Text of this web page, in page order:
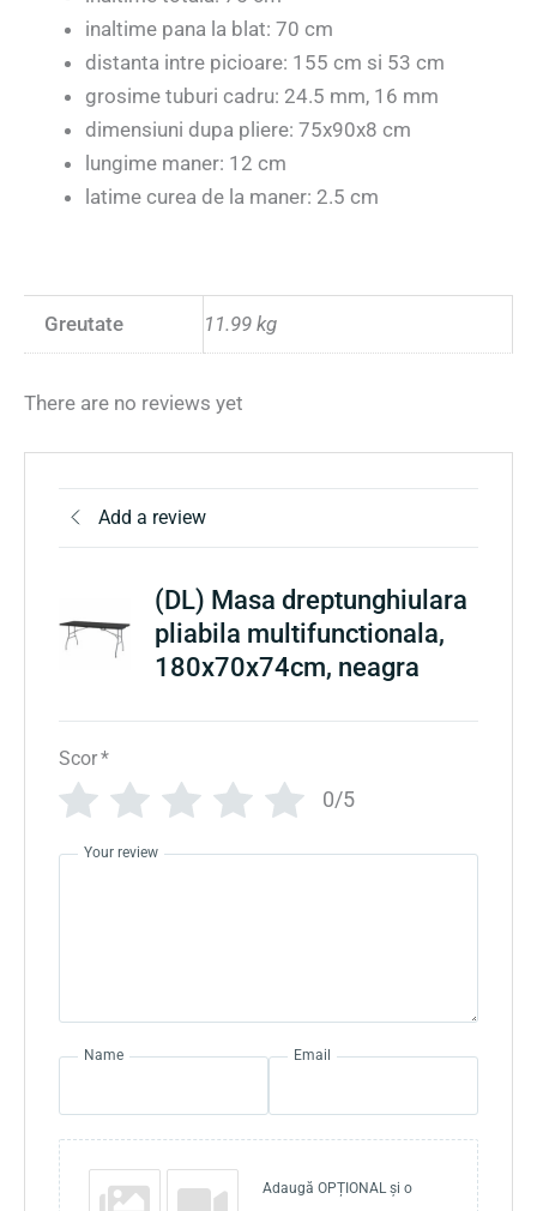
inaltime pana la blat: 70 cm
distanta intre picioare: 155 cm si 53 cm
grosime tuburi cadru: 24.5 mm, 16 mm
dimensiuni dupa pliere: 75x90x8 cm
lungime maner: 12 cm
latime curea de la maner: 2.5 cm
Greutate 11.99 kg
There are no reviews yet
Add a review
(DL) Masa dreptunghiulara
pliabila multifunctionala,
180x70x74cm, neagra
Scor*
0/5
Your review
Name Email
Adaugă OPȚIONAL și o